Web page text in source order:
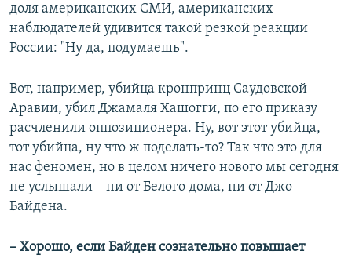
доля американских СМИ, американских
наблюдателей удивится такой резкой реакции
России: "Ну да, подумаешь".
Вот, например, убийца кронпринц Саудовской
Аравии, убил Джамаля Хашогги, по его приказу
расчленили оппозиционера. Ну, вот этот убийца,
тот убийца, ну что ж поделать-то? Так что это для
нас феномен, но в целом ничего нового мы сегодня
не услышали – ни от Белого дома, ни от Джо
Байдена.
– Хорошо, если Байден сознательно повышает